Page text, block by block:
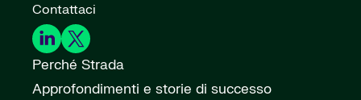
Contattaci
Perché Strada
Approfondimenti e storie di successo